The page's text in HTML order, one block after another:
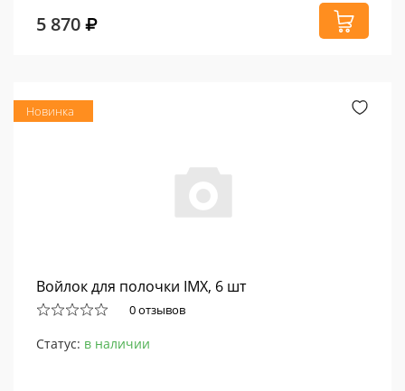
5 870
Новинка
Войлок для полочки IMX, 6 шт
0 отзывов
Статус: в наличии